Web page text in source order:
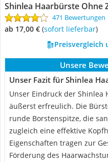
Shinlea Haarbürste Ohne
471 Bewertungen
ab 17,00 € ( Sofort lieferbar)
Preisvergleich
Unsere
Unser Fazit für Shinlea
Unser Eindruck der Shinlea
äußerst erfreulich. Die
runde Borstenspitze, die
zugleich eine effektive
Eigenschaften tragen zur
Förderung des